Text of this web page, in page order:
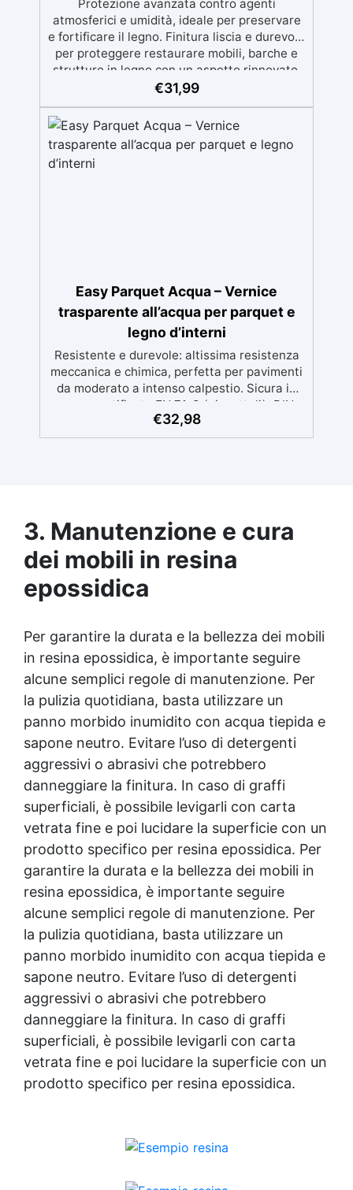
Protezione avanzata contro agenti
atmosferici e umidità, ideale per preservare
e fortificare il legno. Finitura liscia e durevole
per proteggere restaurare mobili, barche e
strutture in legno con un aspetto rinnovato.
Stabilizzazione del legno senza bolle d’aria,
nel tempo. Elevata resistenza chimica e
meccanica, facilmente colorabile per progetti
creativi e robusti. Adatta a diverse superfici,
incluse vetroresina e metallo, semplice da
€31,99
Easy Parquet Acqua – Vernice
trasparente all’acqua per parquet e
legno d’interni
Resistente e durevole: altissima resistenza
meccanica e chimica, perfetta per pavimenti
da moderato a intenso calpestio. Sicura in
casa: certificata EN 71-3 (giocattoli), DIN
53160 (sudore e saliva) e classe emissioni
A+. Facile da usare: pronta all’uso,
completa: parquet, mobili, porte e
rivestimenti interni; 3 finiture (opaca,
satinata, lucida) in formati 0,75 L e 2,5 L,
anche in kit con rullo e pennello inclusi.
€32,98
3. Manutenzione e cura
dei mobili in resina
epossidica
Per garantire la durata e la bellezza dei mobili
in resina epossidica, è importante seguire
alcune semplici regole di manutenzione. Per
la pulizia quotidiana, basta utilizzare un
panno morbido inumidito con acqua tiepida e
sapone neutro. Evitare l’uso di detergenti
aggressivi o abrasivi che potrebbero
danneggiare la finitura. In caso di graffi
superficiali, è possibile levigarli con carta
vetrata fine e poi lucidare la superficie con un
prodotto specifico per resina epossidica. Per
garantire la durata e la bellezza dei mobili in
resina epossidica, è importante seguire
alcune semplici regole di manutenzione. Per
la pulizia quotidiana, basta utilizzare un
panno morbido inumidito con acqua tiepida e
sapone neutro. Evitare l’uso di detergenti
aggressivi o abrasivi che potrebbero
danneggiare la finitura. In caso di graffi
superficiali, è possibile levigarli con carta
vetrata fine e poi lucidare la superficie con un
prodotto specifico per resina epossidica.